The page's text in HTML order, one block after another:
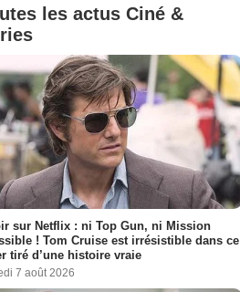
les actus Ciné &
sur Netflix : ni Top Gun, ni Mission
! Tom Cruise est irrésistible dans ce
tiré d’une histoire vraie
7 août 2026